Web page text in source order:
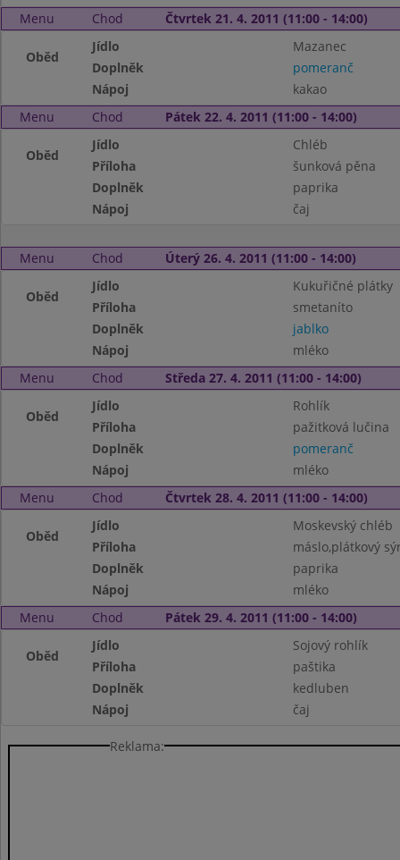
Menu
Chod Čtvrtek 21. 4. 2011 (11:00 - 14:00)
Oběd
Jídlo
Mazanec
Doplněk
pomeranč
Nápoj
kakao
Menu
Chod Pátek 22. 4. 2011 (11:00 - 14:00)
Oběd
Jídlo
Chléb
Příloha
šunková pěna
Doplněk
paprika
Nápoj
čaj
Menu Chod Úterý 26. 4. 2011 (11:00 - 14:00)
Oběd
Jídlo
Kukuřičné plátky
Příloha
smetaníto
Doplněk
jablko
Nápoj
mléko
Menu
Chod Středa 27. 4. 2011 (11:00 - 14:00)
Oběd
Jídlo
Rohlík
Příloha
pažitková lučina
Doplněk
pomeranč
Nápoj
mléko
Menu
Chod Čtvrtek 28. 4. 2011 (11:00 - 14:00)
Oběd
Jídlo
Moskevský chléb
Příloha
máslo,plátkový
Doplněk
paprika
Nápoj
mléko
Menu
Chod Pátek 29. 4. 2011 (11:00 - 14:00)
Oběd
Jídlo
Sojový rohlík
Příloha
paštika
Doplněk
kedluben
Nápoj
čaj
Reklama: